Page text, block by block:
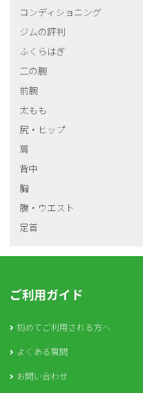
コンディショニング
ジムの評判
ふくらはぎ
二の腕
前腕
太もも
尻・ヒップ
肩
背中
胸
腹・ウエスト
足首
ご利用ガイド
初めてご利用される方へ
よくある質問
お問い合わせ